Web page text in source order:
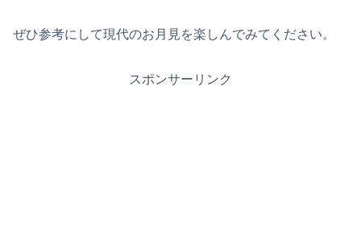
ぜひ参考にして現代のお月見を楽しんでみてください。
スポンサーリンク